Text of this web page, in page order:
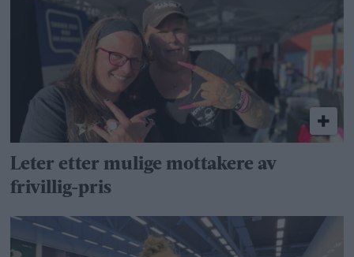
Leter etter mulige mottakere av
frivillig-pris